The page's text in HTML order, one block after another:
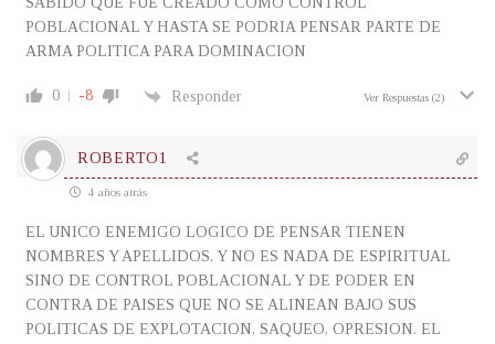
POBLACIONAL Y HASTA SE PODRIA PENSAR PARTE DE
ARMA POLITICA PARA DOMINACION
0 -8 Responder Ver Respuestas (2)
ROBERTO1
4 años atrás
EL UNICO ENEMIGO LOGICO DE PENSAR TIENEN
NOMBRES Y APELLIDOS. Y NO ES NADA DE ESPIRITUAL
SINO DE CONTROL POBLACIONAL Y DE PODER EN
CONTRA DE PAISES QUE NO SE ALINEAN BAJO SUS
POLITICAS DE EXPLOTACION, SAQUEO, OPRESION. EL